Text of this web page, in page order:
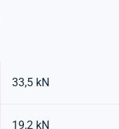
33,5 kN
19,2 kN